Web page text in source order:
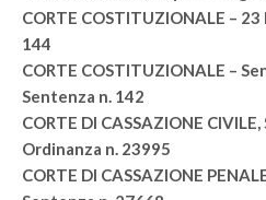
CORTE COSTITUZIONALE –
144
CORTE COSTITUZIONALE –
Sentenza n. 142
CORTE DI CASSAZIONE
Ordinanza n. 23995
CORTE DI CASSAZIONE